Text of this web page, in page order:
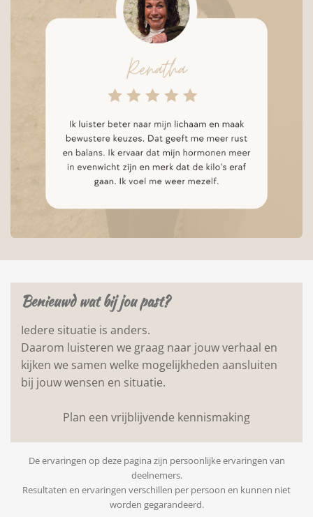
Benieuwd wat bij jou past?
Iedere situatie is anders.
Daarom luisteren we graag naar jouw verhaal en
kijken we samen welke mogelijkheden aansluiten
bij jouw wensen en situatie.
Plan een vrijblijvende kennismaking
De ervaringen op deze pagina zijn persoonlijke ervaringen van
deelnemers.
Resultaten en ervaringen verschillen per persoon en kunnen niet
worden gegarandeerd.